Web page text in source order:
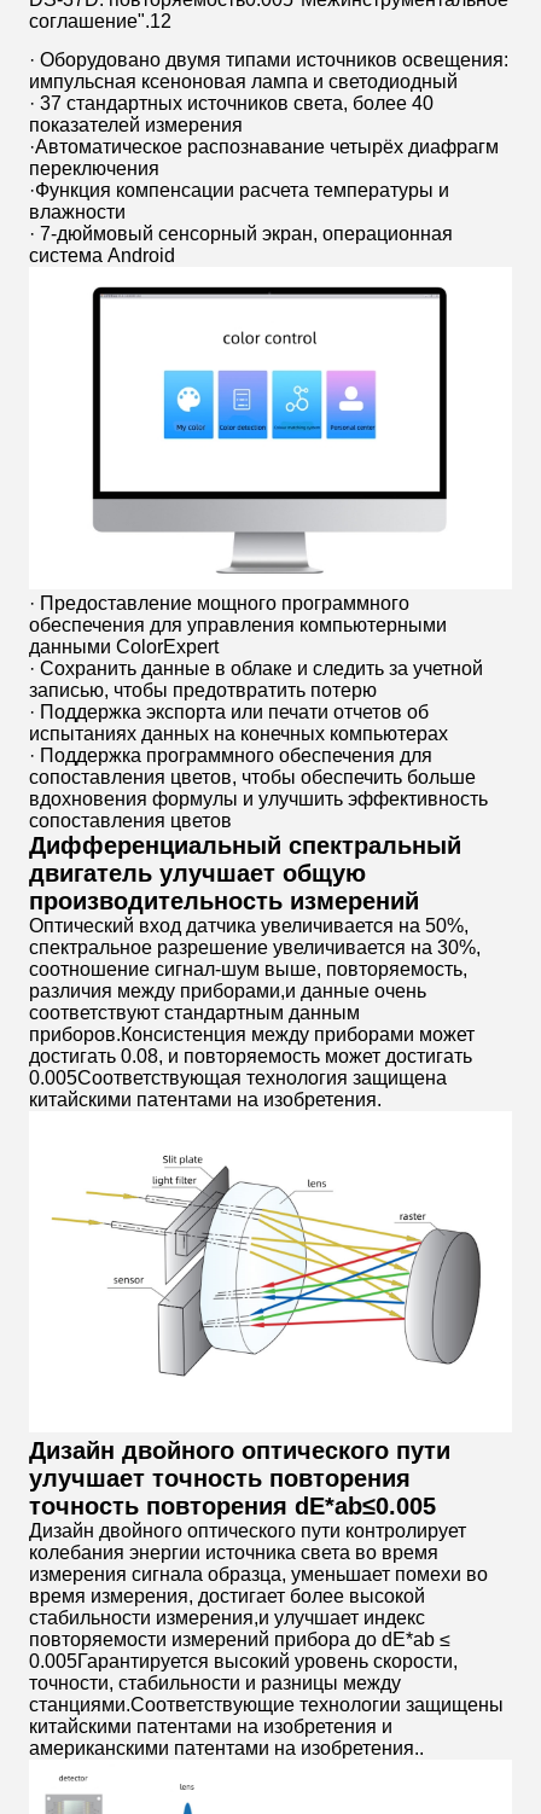
соглашение".12
· Оборудовано двумя типами источников освещения:
импульсная ксеноновая лампа и светодиодный
· 37 стандартных источников света, более 40
показателей измерения
·Автоматическое распознавание четырёх диафрагм
переключения
·Функция компенсации расчета температуры и
влажности
· 7-дюймовый сенсорный экран, операционная
система Android
· Предоставление мощного программного
обеспечения для управления компьютерными
данными ColorExpert
· Сохранить данные в облаке и следить за учетной
записью, чтобы предотвратить потерю
· Поддержка экспорта или печати отчетов об
испытаниях данных на конечных компьютерах
· Поддержка программного обеспечения для
сопоставления цветов, чтобы обеспечить больше
вдохновения формулы и улучшить эффективность
сопоставления цветов
Дифференциальный спектральный
двигатель улучшает общую
производительность измерений
Оптический вход датчика увеличивается на 50%,
спектральное разрешение увеличивается на 30%,
соотношение сигнал-шум выше, повторяемость,
различия между приборами,и данные очень
соответствуют стандартным данным
приборов.Консистенция между приборами может
достигать 0.08, и повторяемость может достигать
0.005Соответствующая технология защищена
китайскими патентами на изобретения.
Дизайн двойного оптического пути
улучшает точность повторения
точность повторения dE*ab≤0.005
Дизайн двойного оптического пути контролирует
колебания энергии источника света во время
измерения сигнала образца, уменьшает помехи во
время измерения, достигает более высокой
стабильности измерения,и улучшает индекс
повторяемости измерений прибора до dE*ab ≤
0.005Гарантируется высокий уровень скорости,
точности, стабильности и разницы между
станциями.Соответствующие технологии защищены
китайскими патентами на изобретения и
американскими патентами на изобретения..